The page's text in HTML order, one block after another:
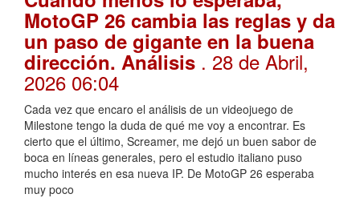
MotoGP 26 cambia las reglas y da
un paso de gigante en la buena
dirección. Análisis . 28 de Abril,
2026 06:04
Cada vez que encaro el análisis de un videojuego de
Milestone tengo la duda de qué me voy a encontrar. Es
cierto que el último, Screamer, me dejó un buen sabor de
boca en líneas generales, pero el estudio italiano puso
mucho interés en esa nueva IP. De MotoGP 26 esperaba
muy poco